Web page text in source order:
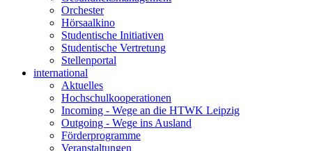
Orchester
Hörsaalkino
Studentische Initiativen
Studentische Vertretung
Stellenportal
international
Aktuelles
Hochschulkooperationen
Incoming - Wege an die HTWK Leipzig
Outgoing - Wege ins Ausland
Förderprogramme
Veranstaltungen